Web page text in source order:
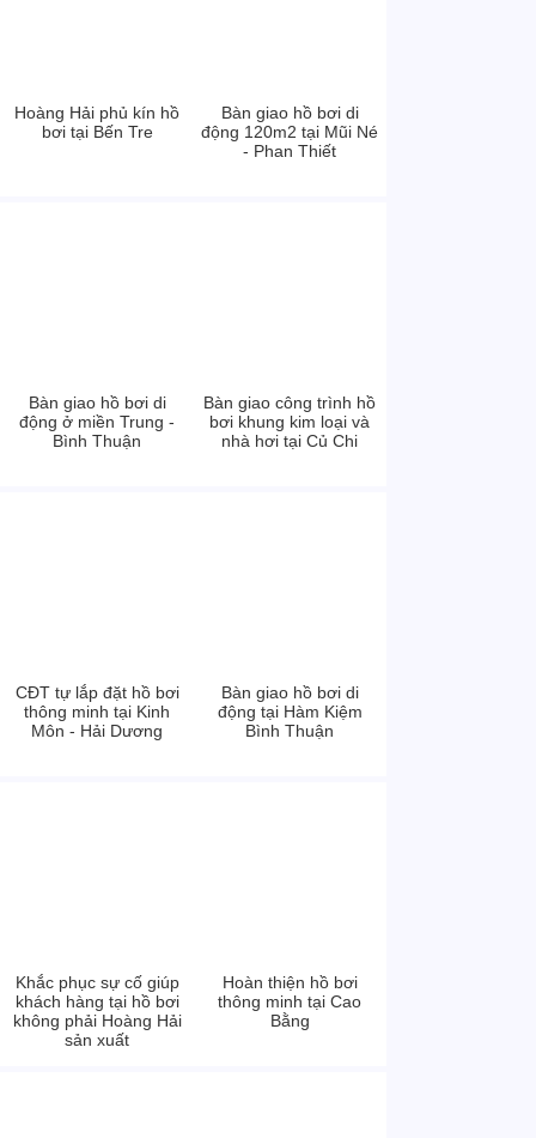
Hoàng Hải phủ kín hồ
bơi tại Bến Tre
Bàn giao hồ bơi di
động 120m2 tại Mũi Né
- Phan Thiết
Bàn giao hồ bơi di
động ở miền Trung -
Bình Thuận
Bàn giao công trình hồ
bơi khung kim loại và
nhà hơi tại Củ Chi
CĐT tự lắp đặt hồ bơi
thông minh tại Kinh
Môn - Hải Dương
Bàn giao hồ bơi di
động tại Hàm Kiệm
Bình Thuận
Khắc phục sự cố giúp
khách hàng tại hồ bơi
không phải Hoàng Hải
sản xuất
Hoàn thiện hồ bơi
thông minh tại Cao
Bằng